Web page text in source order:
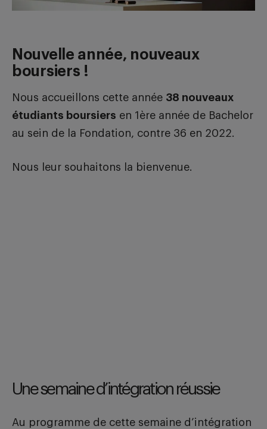
Nouvelle année, nouveaux
boursiers !
Nous accueillons cette année 38 nouveaux
étudiants boursiers en 1ère année de Bachelor
au sein de la Fondation, contre 36 en 2022.
Nous leur souhaitons la bienvenue.
Une semaine d’intégration réussie
Au programme de cette semaine d’intégration